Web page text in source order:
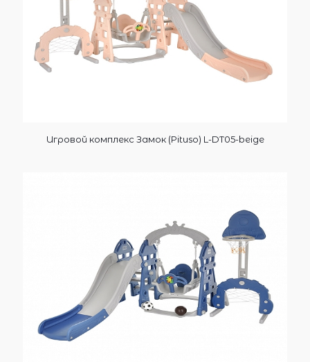
Игровой комплекс Замок (Pituso) L-DT05-beige